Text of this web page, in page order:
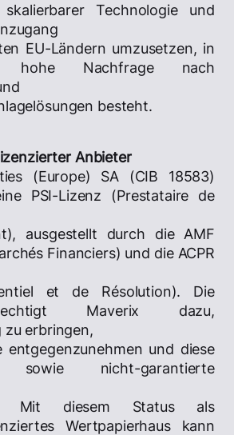
skalierbarer Technologie und
EU-Ländern umzusetzen, in
hohe Nachfrage nach
besteht.
Anbieter
(Europe) SA (CIB 18583)
PSI-Lizenz (Prestataire de
ausgestellt durch die AMF
Financiers) und die ACPR
et de Résolution). Die
Maverix dazu,
zu erbringen,
entgegenzunehmen und diese
sowie nicht-garantierte
Mit diesem Status als
Wertpapierhaus kann